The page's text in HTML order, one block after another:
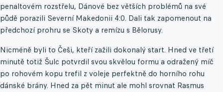
penaltovém rozstřelu, Dánové bez větších problémů na své
půdě porazili Severní Makedonii 4:0. Dali tak zapomenout na
předchozí prohru se Skoty a remízu s Bělorusy.
Nicméně byli to Češi, kteří zažili dokonalý start. Hned ve třetí
minutě totiž Šulc potvrdil svou skvělou formu a odražený míč
po rohovém kopu trefil z voleje perfektně do horního rohu
dánské brány. Hned za pět minut ale mohl srovnat Rasmus